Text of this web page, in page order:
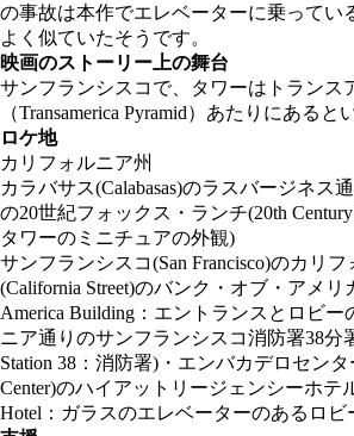
の事故は本作でエレベーターに乗ってい
よく似ていたそうです。
映画のストーリー上の舞台
サンフランシスコで、タワーはトランス
（Transamerica Pyramid）あたりにあると
ロケ地
カリフォルニア州
カラバサス(Calabasas)のラスバージネス
の20世紀フォックス・ランチ(20th
タワーのミニチュアの外観)
サンフランシスコ(San Francisco)のカリフ
(California Street)のバンク・オブ・アメリ
America Building：エントランスとロビ
ニア通りのサンフランシスコ消防署38分
Station 38：消防署)・エンバカデロセンタ
Center)のハイアットリージェンシーホテ
Hotel：ガラスのエレベーターのあるロビ